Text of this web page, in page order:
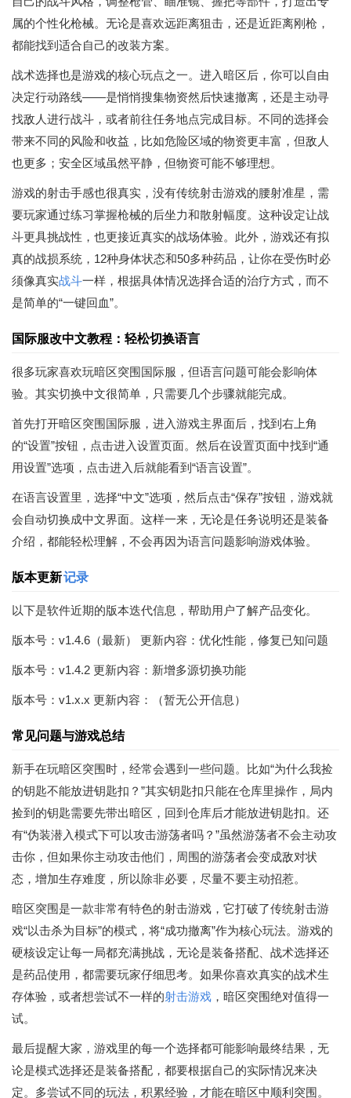
属的个性化枪械。无论是喜欢远距离狙击，还是近距离刚枪，
都能找到适合自己的改装方案。
战术选择也是游戏的核心玩点之一。进入暗区后，你可以自由
决定行动路线——是悄悄搜集物资然后快速撤离，还是主动寻
找敌人进行战斗，或者前往任务地点完成目标。不同的选择会
带来不同的风险和收益，比如危险区域的物资更丰富，但敌人
也更多；安全区域虽然平静，但物资可能不够理想。
游戏的射击手感也很真实，没有传统射击游戏的腰射准星，需
要玩家通过练习掌握枪械的后坐力和散射幅度。这种设定让战
斗更具挑战性，也更接近真实的战场体验。此外，游戏还有拟
真的战损系统，12种身体状态和50多种药品，让你在受伤时必
须像真实战斗一样，根据具体情况选择合适的治疗方式，而不
是简单的“一键回血”。
国际服改中文教程：轻松切换语言
很多玩家喜欢玩暗区突围国际服，但语言问题可能会影响体
验。其实切换中文很简单，只需要几个步骤就能完成。
首先打开暗区突围国际服，进入游戏主界面后，找到右上角
的“设置”按钮，点击进入设置页面。然后在设置页面中找到“通
用设置”选项，点击进入后就能看到“语言设置”。
在语言设置里，选择“中文”选项，然后点击“保存”按钮，游戏就
会自动切换成中文界面。这样一来，无论是任务说明还是装备
介绍，都能轻松理解，不会再因为语言问题影响游戏体验。
版本更新记录
以下是软件近期的版本迭代信息，帮助用户了解产品变化。
版本号：v1.4.6（最新） 更新内容：优化性能，修复已知问题
版本号：v1.4.2 更新内容：新增多源切换功能
版本号：v1.x.x 更新内容：（暂无公开信息）
常见问题与游戏总结
新手在玩暗区突围时，经常会遇到一些问题。比如“为什么我捡
的钥匙不能放进钥匙扣？”其实钥匙扣只能在仓库里操作，局内
捡到的钥匙需要先带出暗区，回到仓库后才能放进钥匙扣。还
有“伪装潜入模式下可以攻击游荡者吗？”虽然游荡者不会主动攻
击你，但如果你主动攻击他们，周围的游荡者会变成敌对状
态，增加生存难度，所以除非必要，尽量不要主动招惹。
暗区突围是一款非常有特色的射击游戏，它打破了传统射击游
戏“以击杀为目标”的模式，将“成功撤离”作为核心玩法。游戏的
硬核设定让每一局都充满挑战，无论是装备搭配、战术选择还
是药品使用，都需要玩家仔细思考。如果你喜欢真实的战术生
存体验，或者想尝试不一样的射击游戏 ，暗区突围绝对值得一
试。
最后提醒大家，游戏里的每一个选择都可能影响最终结果，无
论是模式选择还是装备搭配，都要根据自己的实际情况来决
定。多尝试不同的玩法，积累经验，才能在暗区中顺利突围。